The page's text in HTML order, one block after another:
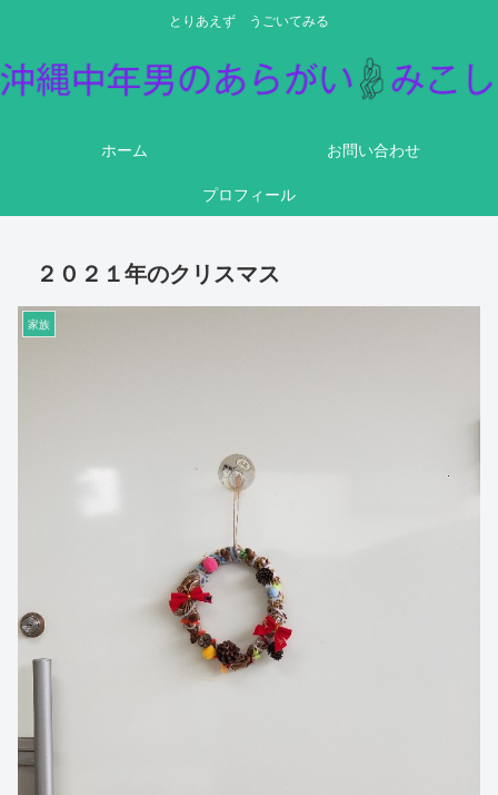
とりあえず うごいてみる
ホーム
お問い合わせ
プロフィール
２０２１年のクリスマス
家族